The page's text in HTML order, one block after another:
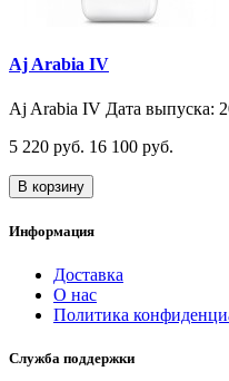
Aj Arabia IV
Aj Arabia IV Дата выпуска:
5 220 руб. 16 100 руб.
В корзину
Информация
Доставка
О нас
Политика
Служба поддержки